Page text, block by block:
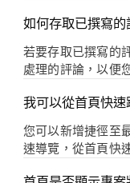
如何存取已撰寫的
若要存取已撰寫的
處理的評論，以便
我可以從首頁快速
您可以新增捷徑至
速導覽，從首頁快